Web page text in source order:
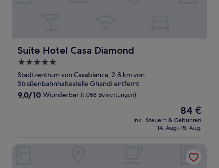
Suite Hotel Casa Diamond
Suite Hotel Casa Diamond
5.0-
Sterne-
Unterkunft
Stadtzentrum von Casablanca, 2,8 km von
Straßenbahnhaltestelle Ghandi entfernt
9.0
9,0/10 Wunderbar (1.088 Bewertungen)
Der
Preis
beträgt
84 €
inkl. Steuern & Gebühren
14. Aug.–15. Aug.